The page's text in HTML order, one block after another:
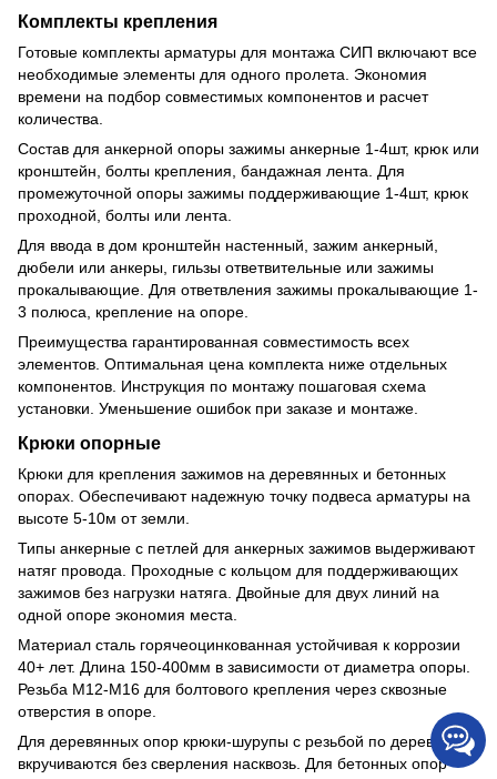
Комплекты крепления
Готовые комплекты арматуры для монтажа СИП включают все
необходимые элементы для одного пролета. Экономия
времени на подбор совместимых компонентов и расчет
количества.
Состав для анкерной опоры зажимы анкерные 1-4шт, крюк или
кронштейн, болты крепления, бандажная лента. Для
промежуточной опоры зажимы поддерживающие 1-4шт, крюк
проходной, болты или лента.
Для ввода в дом кронштейн настенный, зажим анкерный,
дюбели или анкеры, гильзы ответвительные или зажимы
прокалывающие. Для ответвления зажимы прокалывающие 1-
3 полюса, крепление на опоре.
Преимущества гарантированная совместимость всех
элементов. Оптимальная цена комплекта ниже отдельных
компонентов. Инструкция по монтажу пошаговая схема
установки. Уменьшение ошибок при заказе и монтаже.
Крюки опорные
Крюки для крепления зажимов на деревянных и бетонных
опорах. Обеспечивают надежную точку подвеса арматуры на
высоте 5-10м от земли.
Типы анкерные с петлей для анкерных зажимов выдерживают
натяг провода. Проходные с кольцом для поддерживающих
зажимов без нагрузки натяга. Двойные для двух линий на
одной опоре экономия места.
Материал сталь горячеоцинкованная устойчивая к коррозии
40+ лет. Длина 150-400мм в зависимости от диаметра опоры.
Резьба M12-M16 для болтового крепления через сквозные
отверстия в опоре.
Для деревянных опор крюки-шурупы с резьбой по дереву
вкручиваются без сверления насквозь. Для бетонных опор